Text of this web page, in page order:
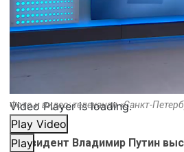
Video Player is loading.
Play Video
Play
Фото и видео: телеканал «Санкт-
Президент Владимир Путин